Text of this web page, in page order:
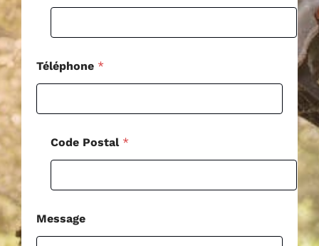
Téléphone *
Code Postal *
P
t
a
l
Message